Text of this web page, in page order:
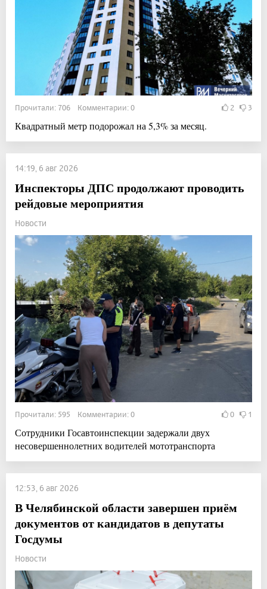
Прочитали: 706 Комментарии: 0 2 3
Квадратный метр подорожал на 5,3% за месяц.
14:19, 6 авг 2026
Инспекторы ДПС продолжают проводить
рейдовые мероприятия
Новости
Прочитали: 595 Комментарии: 0 0 1
Сотрудники Госавтоинспекции задержали двух
несовершеннолетних водителей мототранспорта
12:53, 6 авг 2026
В Челябинской области завершен приём
документов от кандидатов в депутаты
Госдумы
Новости